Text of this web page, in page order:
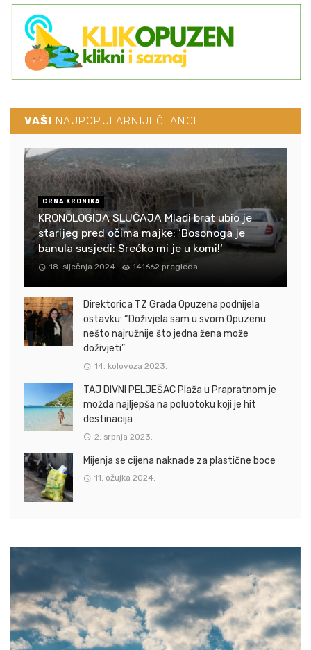
VAŠI NAJPOPULARNIJI ČLANCI
CRNA KRONIKA
KRONOLOGIJA SLUČAJA Mlađi brat ubio je
starijeg pred očima majke: ‘Bosonoga je
banula susjedi: Srećko mi je u komi!‘
18. siječnja 2024. 141662 pregleda
Direktorica TZ Grada Opuzena podnijela
ostavku: “Doživjela sam u svom Opuzenu
nešto najružnije što jedna žena može
doživjeti”
14. kolovoza 2023.
TAJ DIVNI PELJEŠAC Plaža u Prapratnom je
možda najljepša na poluotoku koji je hit
destinacija
2. srpnja 2023.
Mijenja se cijena naknade za plastične boce
11. ožujka 2024.